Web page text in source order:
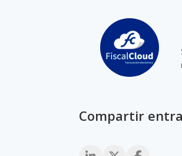
Compartir